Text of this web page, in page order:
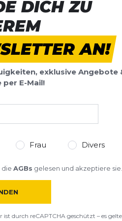
DICH ZU
AN!
exklusive Angebote
per E-Mail!
Frau Divers
die AGBs gelesen und akzeptiere sie.
ist durch reCAPTCHA geschützt – es